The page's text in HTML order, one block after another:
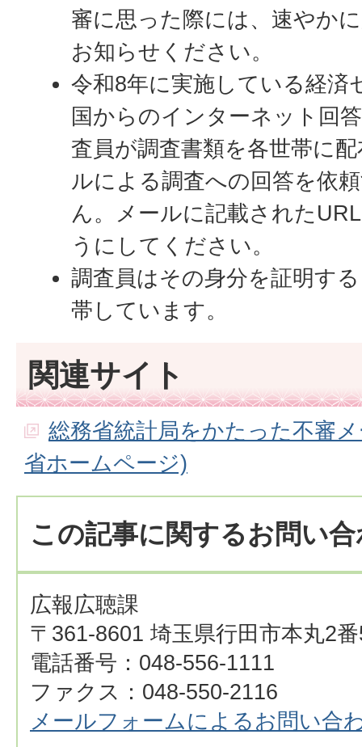
審に思った際には、速やか
お知らせください。
令和8年に実施している経済
国からのインターネット回
査員が調査書類を各世帯に
ルによる調査への回答を依
ん。メールに記載された
うにしてください。
調査員はその身分を証明す
帯しています。
関連サイト
総務省統計局をかたった不審
省ホームページ)
この記事に関するお問い
広報広聴課
〒361-8601 埼玉県行田市本丸2
電話番号：048-556-1111
ファクス：048-550-2116
メールフォームによるお問い合